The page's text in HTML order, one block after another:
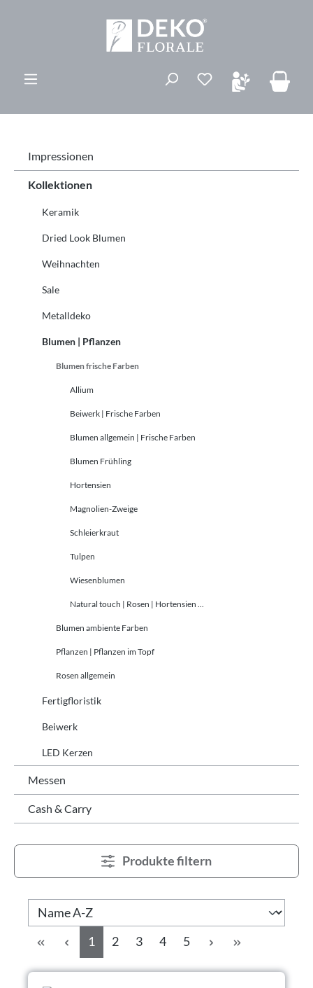
Du hast 0
Impressionen
Kollektionen
Keramik
Dried Look Blumen
Weihnachten
Sale
Metalldeko
Blumen | Pflanzen
Blumen frische Farben
Allium
Beiwerk | Frische Farben
Blumen allgemein | Frische Farben
Blumen Frühling
Hortensien
Magnolien-Zweige
Schleierkraut
Tulpen
Wiesenblumen
Natural touch | Rosen | Hortensien ...
Blumen ambiente Farben
Pflanzen | Pflanzen im Topf
Rosen allgemein
Fertigfloristik
Beiwerk
LED Kerzen
Messen
Cash & Carry
Produkte filtern
Seite
1 Seite
2 Seite
3 Seite
4 Seite
5